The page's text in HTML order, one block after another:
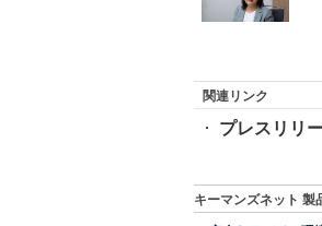
関連リンク
プレスリリ
キーマンズネット 製